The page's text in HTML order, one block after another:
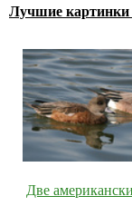
Лучшие картинки
Две